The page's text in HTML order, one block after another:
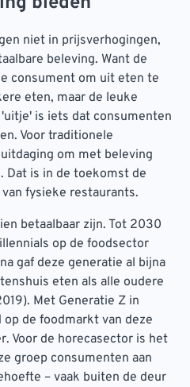
niet in prijsverhogingen,
beleving. Want de
consument om uit eten te
eten, maar de leuke
is iets dat consumenten
Voor traditionele
om met beleving
Dat is in de toekomst de
fysieke restaurants.
betaalbaar zijn. Tot 2030
op de foodsector
gaf deze generatie al bijna
eten als alle oudere
Met Generatie Z in
de foodmarkt van deze
Voor de horecasector is het
groep consumenten aan
– vaak buiten de deur